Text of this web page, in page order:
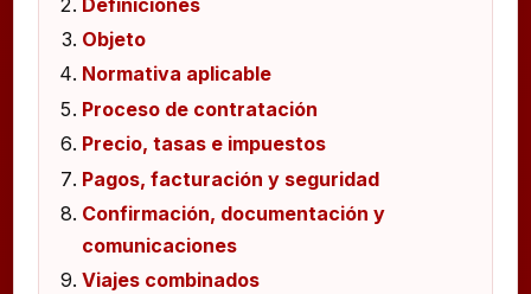
Objeto
Normativa aplicable
Proceso de contratación
Precio, tasas e impuestos
Pagos, facturación y seguridad
Confirmación, documentación y
comunicaciones
Viajes combinados